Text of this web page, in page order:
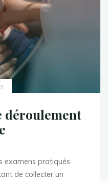
déroulement
examens pratiqués
de collecter un